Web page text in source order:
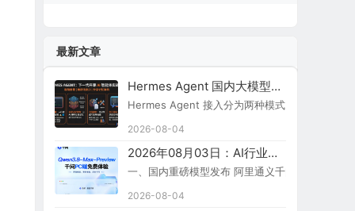
最新文章
Hermes Agent 国内大模型接入指南
Hermes Agent 接入分为两种模式：原生内置
2026-08-04
2026年08月03日：AI行业新闻简报
一、国内重磅模型发布 阿里通义千问
2026-08-04